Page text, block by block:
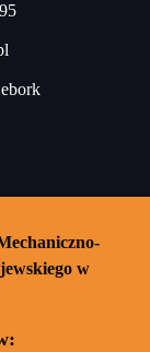
w